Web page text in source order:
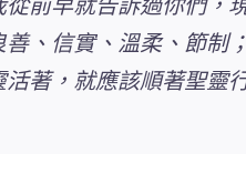
前早就告訴過你們，
、信實、溫柔、節制
活著，就應該順著聖靈